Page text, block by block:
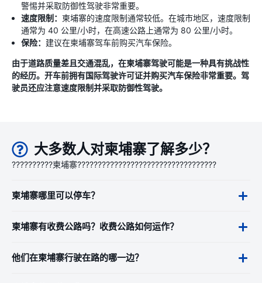
警惕并采取防御性驾驶非常重要。
速度限制： 柬埔寨的速度限制通常较低。在城市地区，速度限制
通常为 40 公里/小时，在高速公路上通常为 80 公里/小时。
保险： 建议在柬埔寨驾车前购买汽车保险。
由于道路质量差且交通混乱，在柬埔寨驾驶可能是一种具有挑战性
的经历。开车前拥有国际驾驶许可证并购买汽车保险非常重要。驾
驶员还应注意速度限制并采取防御性驾驶。
大多数人对柬埔寨了解多少？
??????????柬埔寨??????????????????????????????????
柬埔寨哪里可以停车？
柬埔寨有收费公路吗？收费公路如何运作？
他们在柬埔寨行驶在路的哪一边？